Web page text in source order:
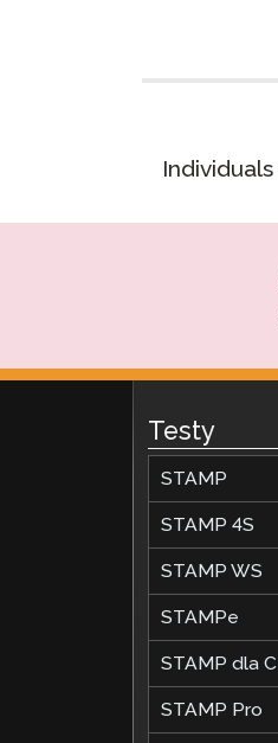
Testy
STAMP
STAMP 4S
STAMP WS
STAMPe
STAMP dla
STAMP Pro